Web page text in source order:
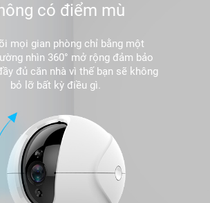
có điểm mù
mọi gian phòng chỉ bằng một
nhìn 360° mở rộng đảm bảo
đủ căn nhà vì thế bạn sẽ không
bỏ lỡ bất kỳ điều gì.